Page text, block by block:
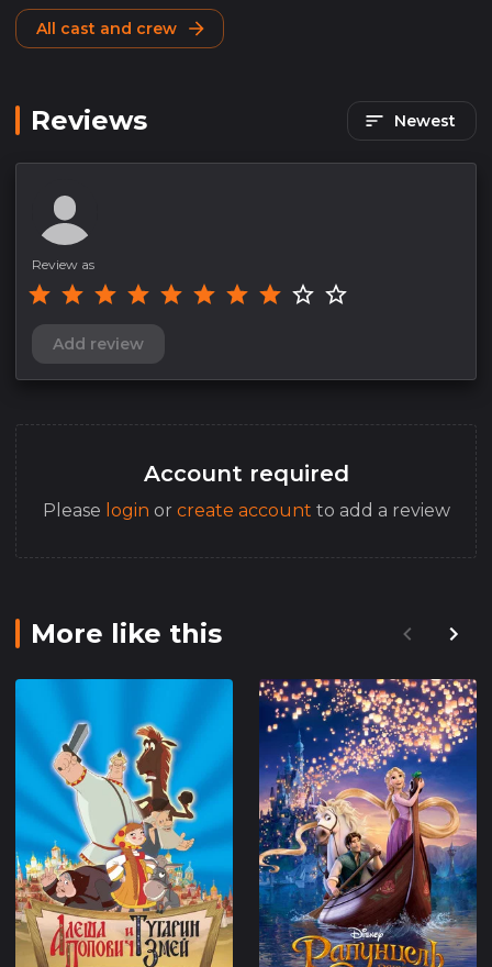
All cast and crew
Reviews Newest
Review as
Add review
Account required
Please login or create account to add a review
More like this